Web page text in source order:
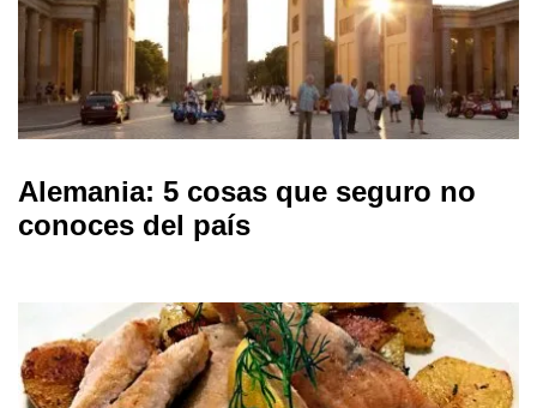
Alemania: 5 cosas que seguro no
conoces del país